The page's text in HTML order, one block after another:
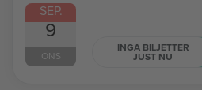
SEP.
9
ONS
INGA BILJETTER
JUST NU